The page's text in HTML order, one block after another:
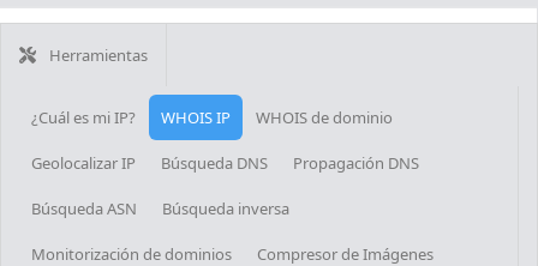
Herramientas
¿Cuál es mi IP? WHOIS IP WHOIS de dominio
Geolocalizar IP Búsqueda DNS Propagación DNS
Búsqueda ASN Búsqueda inversa
Monitorización de dominios Compresor de Imágenes